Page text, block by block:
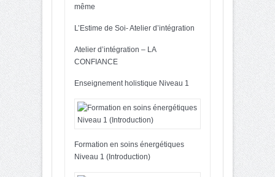
même
L’Estime de Soi- Atelier d’intégration
Atelier d’intégration – LA
CONFIANCE
Enseignement holistique Niveau 1
Formation en soins énergétiques
Niveau 1 (Introduction)